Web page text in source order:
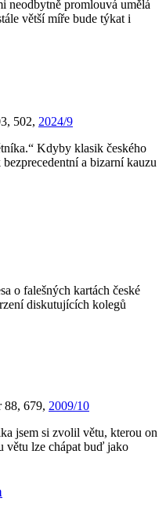
neodbytně promlouvá umělá
větší míře bude týkat i
502, 2024/9
Kdyby klasik českého
a bizarní kauzu
o falešných kartách české
diskutujících kolegů
88, 679, 2009/10
jsem si zvolil větu, kterou on
větu lze chápat buď jako